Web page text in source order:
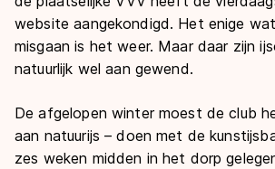
website aangekondigd. Het enige
misgaan is het weer. Maar daar zijn
natuurlijk wel aan gewend.
De afgelopen winter moest de club
aan natuurijs – doen met de
zes weken midden in het dorp